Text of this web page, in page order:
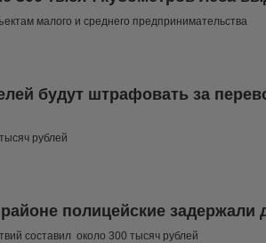
малого и среднего предпринимательства
будут штрафовать за
рублей
полицейские задержали
составил около 300 тысяч рублей